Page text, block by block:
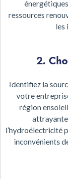
ressources
les
2.
Identifiez la
votre
région
attrayante.
l’hydroélectricité
inconvénients